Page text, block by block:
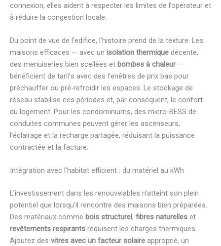
connexion, elles aident à respecter les limites de l’opérateur et
à réduire la congestion locale.
Du point de vue de l’edifice, l’histoire prend de la texture. Les
maisons efficaces — avec un isolation thermique décente,
des menuiseries bien scellées et bombes à chaleur —
bénéficient de tarifs avec des fenêtres de prix bas pour
préchauffer ou pré-refroidir les espaces. Le stockage de
réseau stabilise ces périodes et, par conséquent, le confort
du logement. Pour les condominiums, des micro-BESS de
conduites communes peuvent gérer les ascenseurs,
l’éclairage et la recharge partagée, réduisant la puissance
contractée et la facture.
Intégration avec l’habitat efficient : du matériel au kWh
L’investissement dans les renouvelables n’atteint son plein
potentiel que lorsqu’il rencontre des maisons bien préparées.
Des matériaux comme bois structurel, fibres naturelles et
revêtements respirants réduisent les charges thermiques.
Ajoutez des vitres avec un facteur solaire approprié, un